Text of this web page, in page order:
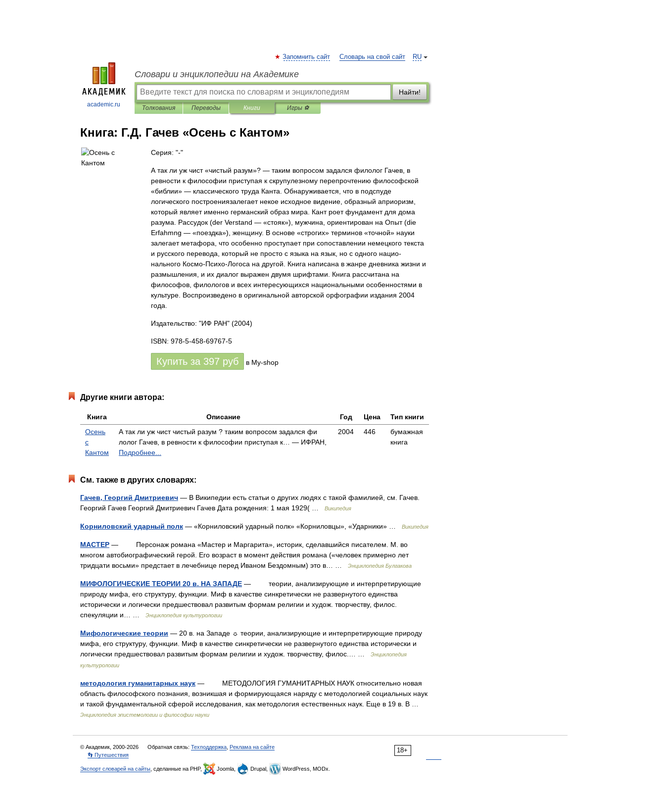
academic.ru
RU
Запомнить сайт Словарь на свой сайт
Словари и энциклопедии на Академике
Найти!
Толкования Переводы Книги Игры ⚽
Книга: Г.Д. Гачев «Осень с Кантом»
Серия: "-"
А так ли уж чист «чистый разум»? — таким вопросом задался фи­лолог Гачев, в
ревности к философии приступая к скрупулезному пе­репрочтению философской
«библии» — классического труда Канта. Обнаруживается, что в подспуде
логического построениязалегает не­кое исходное видение, образный априоризм,
который являет именно германский образ мира. Кант роет фундамент для дома
разума. Рассу­док (der Verstand — «стояк»), мужчина, ориентирован на Опыт (die
Erfahmng — «поездка»), женщину. В основе «строгих» терминов «точной» науки
залегает метафора, что особенно проступает при сопоставлении немецкого текста
и рус­ского перевода, который не просто с языка на язык, но с одного нацио­
нального Космо-Психо-Логоса на другой. Книга написана в жанре днев­ника жизни и
размышления, и их диалог выражен двумя шрифтами. Книга рассчитана на
философов, филологов и всех интересующих­ся национальными особенностями в
культуре. Воспроизведено в оригинальной авторской орфографии издания 2004
года.
Издательство: "ИФ РАН" (2004)
ISBN: 978-5-458-69767-5
Купить за 397 руб в My-shop
Другие книги автора:
Книга Описание Год Цена
Тип книги
Осень
с
Кантом
А так ли уж чист чистый разум ? таким вопросом задался фи
лолог Гачев, в ревности к философии приступая к… — ИФРАН,
Подробнее...
2004 446
бумажная
книга
См. также в других словарях:
Гачев, Георгий Дмитриевич — В Википедии есть статьи о других людях с такой фамилией, см. Гачев.
Георгий Гачев Георгий Дмитриевич Гачев Дата рождения: 1 мая 1929( …
Википедия
Корниловский ударный полк — «Корниловский ударный полк» «Корниловцы», «Ударники» … Википедия
МАСТЕР — Персонаж романа «Мастер и Маргарита», историк, сделавшийся писателем. М. во
многом автобиографический герой. Его возраст в момент действия романа («человек примерно лет
тридцати восьми» предстает в лечебнице перед Иваном Бездомным) это в… …
Энциклопедия Булгакова
МИФОЛОГИЧЕСКИЕ ТЕОРИИ 20 в. НА ЗАПАДЕ — теории, анализирующие и интерпретирующие
природу мифа, его структуру, функции. Миф в качестве синкретически не развернутого единства
исторически и логически предшествовал развитым формам религии и худож. творчеству, филос.
спекуляции и… …
Энциклопедия культурологии
Мифологические теории — 20 в. на Западе ☼ теории, анализирующие и интерпретирующие природу
мифа, его структуру, функции. Миф в качестве синкретически не развернутого единства исторически и
логически предшествовал развитым формам религии и худож. творчеству, филос.… …
Энциклопедия
культурологии
методология гуманитарных наук — МЕТОДОЛОГИЯ ГУМАНИТАРНЫХ НАУК относительно новая
область философского познания, возникшая и формирующаяся наряду с методологией социальных наук
и такой фундаментальной сферой исследования, как методология естественных наук. Еще в 19 в. В …
Энциклопедия эпистемологии и философии науки
18+
© Академик, 2000-2026 Обратная связь: Техподдержка Реклама на сайте
👣 Путешествия
Экспорт словарей на сайты , сделанные на PHP, Joomla, Drupal, WordPress, MODx.